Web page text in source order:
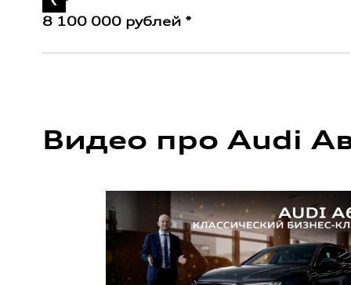
8 100 000 рублей *
Видео про Audi